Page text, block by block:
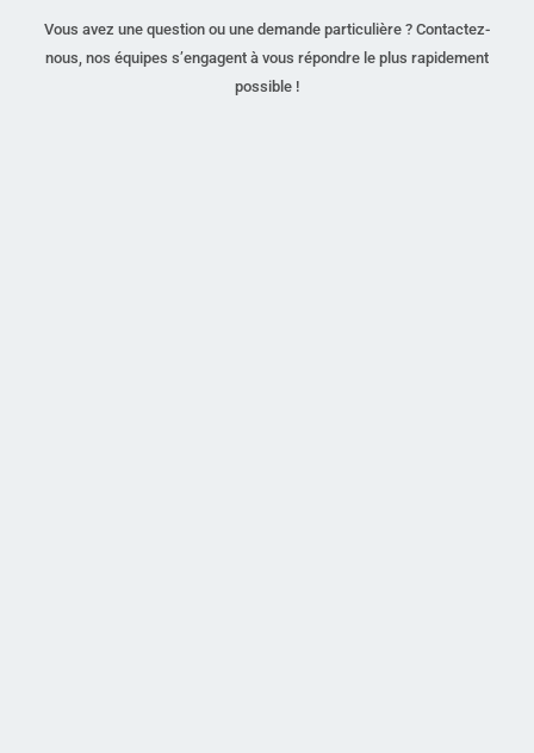
Vous avez une question ou une demande particulière ? Contactez-
nous, nos équipes s’engagent à vous répondre le plus rapidement
possible !